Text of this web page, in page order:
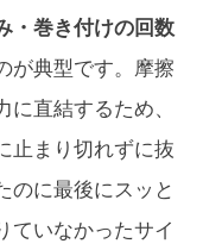
・巻き付けの回数
が典型です。摩擦
直結するため、
止まり切れずに抜
のに最後にスッと
ていなかったサイ